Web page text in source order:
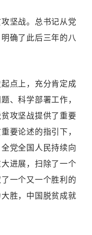
坚战。总书记从党
确了此后三年的八
点上，充分肯定成
、科学部署工作，
攻坚战提供了重要
要论述的指引下，
党全国人民持续向
进展，扫除了一个
一个又一个胜利的
胜，中国脱贫成就